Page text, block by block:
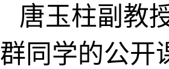
唐玉柱副教
群同学的公开